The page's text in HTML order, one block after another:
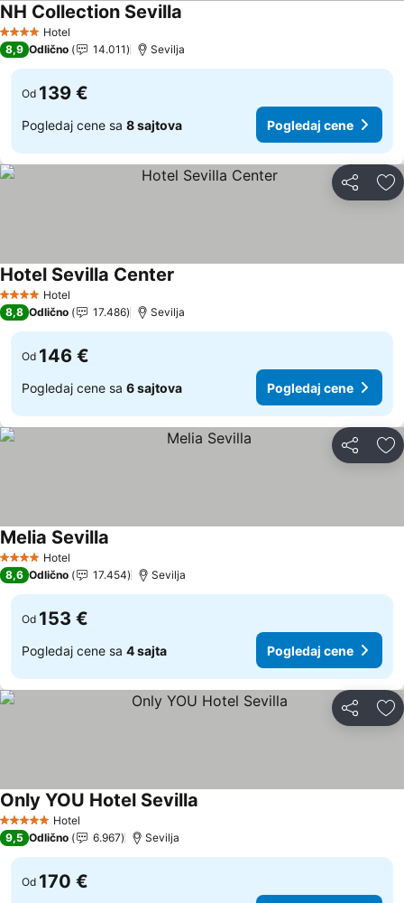
4 ZvezdiceHotel
NH Collection Sevilla
8,9 Odlično 14.011 Sevilja
Od 139 €
Pogledaj cene sa 8 sajtova Pogledaj cene
Deli
4 ZvezdiceHotel
Hotel Sevilla Center
8,8 Odlično 17.486 Sevilja
Od 146 €
Pogledaj cene sa 6 sajtova Pogledaj cene
Deli
4 ZvezdiceHotel
Melia Sevilla
8,6 Odlično 17.454 Sevilja
Od 153 €
Pogledaj cene sa 4 sajta Pogledaj cene
Deli
5 ZvezdiceHotel
Only YOU Hotel Sevilla
9,5 Odlično 6.967 Sevilja
Od 170 €